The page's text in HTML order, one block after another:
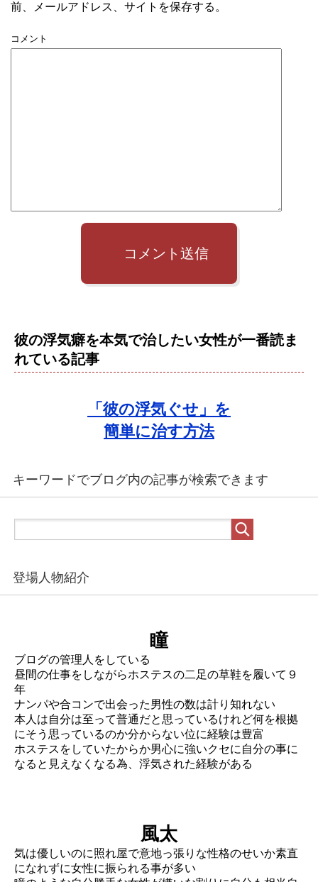
前、メールアドレス、サイトを保存する。
コメント
コメント送信
彼の浮気癖を本気で治したい女性が一番読ま
れている記事
「彼の浮気ぐせ」を
簡単に治す方法
キーワードでブログ内の記事が検索できます
登場人物紹介
瞳
ブログの管理人をしている
昼間の仕事をしながらホステスの二足の草鞋を履いて９
年
ナンパや合コンで出会った男性の数は計り知れない
本人は自分は至って普通だと思っているけれど何を根拠
にそう思っているのか分からない位に経験は豊富
ホステスをしていたからか男心に強いクセに自分の事に
なると見えなくなる為、浮気された経験がある
風太
気は優しいのに照れ屋で意地っ張りな性格のせいか素直
になれずに女性に振られる事が多い